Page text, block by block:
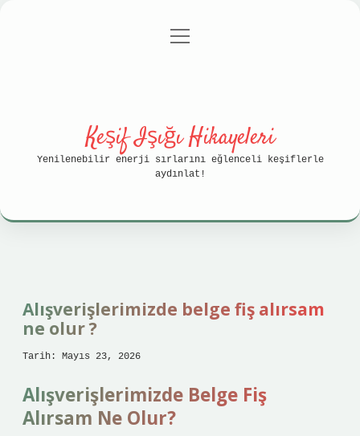
Gizlilik Politikası
menüyü
Keşif Işığı Hikayeleri
Yenilenebilir enerji sırlarını eğlenceli keşiflerle
aydınlat!
Alışverişlerimizde belge fiş alırsam
ne olur ?
Tarih: Mayıs 23, 2026
Alışverişlerimizde Belge Fiş
Alırsam Ne Olur?